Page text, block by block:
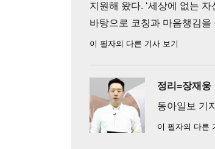
지원해 왔다. ‘세상에 없는
바탕으로 코칭과 마음챙김
이 필자의 다른 기사 보기
정리=장재웅
동아일보 기
이 필자의 다른